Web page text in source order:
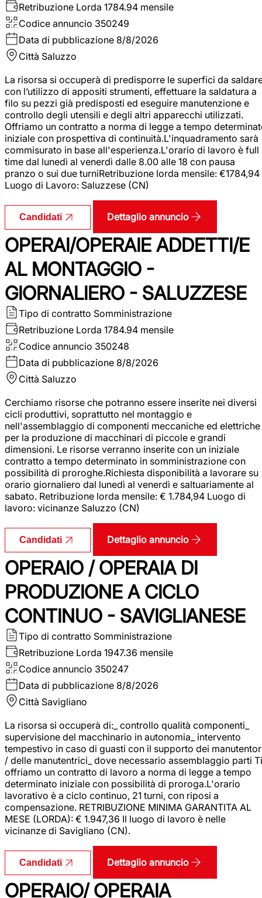
Retribuzione Lorda 1784.94 mensile
Codice annuncio 350249
Data di pubblicazione 8/8/2026
Città Saluzzo
La risorsa si occuperà di predisporre le superfici da
con l’utilizzo di appositi strumenti, effettuare la saldatura a
filo su pezzi già predisposti ed eseguire manutenzione e
controllo degli utensili e degli altri apparecchi utilizzati.
Offriamo un contratto a norma di legge a tempo
iniziale con prospettiva di continuità.L'inquadramento sarà
commisurato in base all'esperienza.L'orario di lavoro è full
time dal lunedì al venerdì dalle 8.00 alle 18 con pausa
pranzo o sui due turniRetribuzione lorda mensile: €1784,94
Luogo di Lavoro: Saluzzese (CN)
Candidati Dettaglio annuncio
OPERAI/OPERAIE ADDETTI/E
AL MONTAGGIO -
GIORNALIERO - SALUZZESE
Tipo di contratto Somministrazione
Retribuzione Lorda 1784.94 mensile
Codice annuncio 350248
Data di pubblicazione 8/8/2026
Città Saluzzo
Cerchiamo risorse che potranno essere inserite nei diversi
cicli produttivi, soprattutto nel montaggio e
nell'assemblaggio di componenti meccaniche ed elettriche
per la produzione di macchinari di piccole e grandi
dimensioni. Le risorse verranno inserite con un iniziale
contratto a tempo determinato in somministrazione con
possibilità di proroghe.Richiesta disponibilità a lavorare su
orario giornaliero dal lunedì al venerdì e saltuariamente al
sabato. Retribuzione lorda mensile: € 1.784,94 Luogo di
lavoro: vicinanze Saluzzo (CN)
Candidati Dettaglio annuncio
OPERAIO / OPERAIA DI
PRODUZIONE A CICLO
CONTINUO - SAVIGLIANESE
Tipo di contratto Somministrazione
Retribuzione Lorda 1947.36 mensile
Codice annuncio 350247
Data di pubblicazione 8/8/2026
Città Savigliano
La risorsa si occuperà di:_ controllo qualità componenti_
supervisione del macchinario in autonomia_ intervento
tempestivo in caso di guasti con il supporto dei
/ delle manutentrici_ dove necessario assemblaggio parti Ti
offriamo un contratto di lavoro a norma di legge a tempo
determinato iniziale con possibilità di proroga.L'orario
lavorativo è a ciclo continuo, 21 turni, con riposi a
compensazione. RETRIBUZIONE MINIMA GARANTITA AL
MESE (LORDA): € 1.947,36 Il luogo di lavoro è nelle
vicinanze di Savigliano (CN).
Candidati Dettaglio annuncio
OPERAIO/ OPERAIA